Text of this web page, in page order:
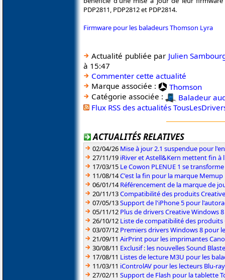
PDP2811, PDP2812 et PDP2814.
Firmware pour les baladeurs Thomson Lyra
Actualité publiée par Julien
à 15:47
Commenter cette actualité
Marque associée :
Thomson
Catégorie associée :
Baladeur
Flux RSS des actualités
ACTUALITÉS RELATIVES
02/04/26 Mise à jour 2.1 suspendue pour
27/11/19 iRiver et Astell&Kern mettent fin à
17/03/15 Le Cowon PLENUE 1 se
11/08/14C'est la fin pour la marque Memup
06/01/14Référencement de la marque de
20/11/13Compatibilité des produits
07/05/13Support de l'iPhone 5 pour
05/11/12 Plus de drivers Creative Windows
26/10/12 Liste de compatibilité des produits
03/07/12 Premiers drivers Windows 8 pour
21/09/11 AirPrint pour les imprimantes
30/08/11 Exclusif : les nouvelles Sound
17/08/11 Listes de lecture M3U pour les
11/03/11 iControlAV pour les lecteurs Blu-
27/02/11 Support de Flash pour la tablette